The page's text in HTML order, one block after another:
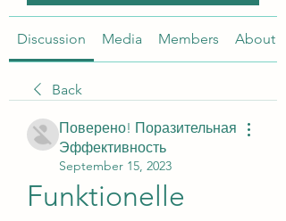
Discussion Media Members About
Back
Поверено! Поразительная
Эффективность
September 15, 2023
Funktionelle